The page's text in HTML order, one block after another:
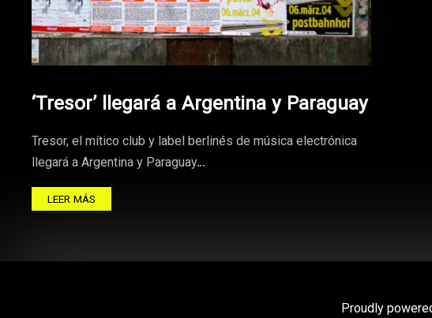
‘Tresor’ llegará a Argentina y Paraguay
Tresor, el mítico club y label berlinés de música electrónica
llegará a Argentina y Paraguay…
LEER MÁS
Proudly